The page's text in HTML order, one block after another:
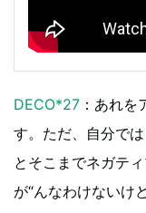
DECO*27 ：あれ
す。ただ、自分で
とそこまでネガテ
が“んなわけないけ